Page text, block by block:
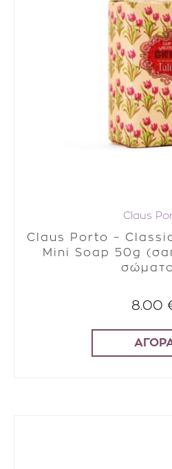
Claus
Claus Porto –
Mini Soap 50g
8.00